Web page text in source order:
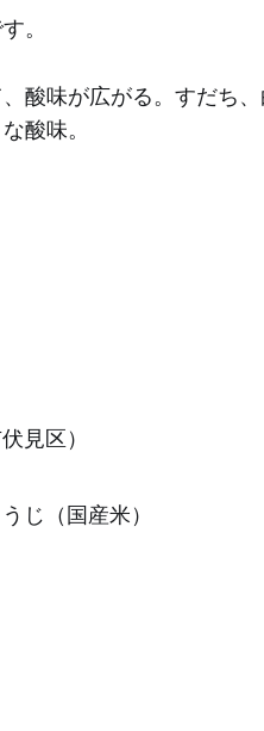
。
酸味が広がる。すだち
酸味。
見区）
じ（国産米）